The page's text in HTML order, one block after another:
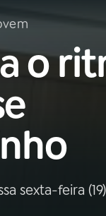
VIVO
o
sexta-feira